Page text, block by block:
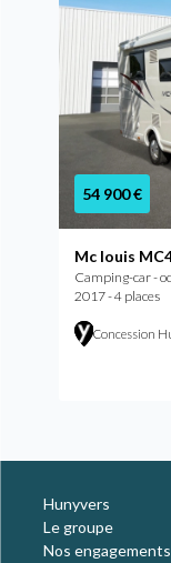
54 900 €
Mc louis
Camping-car -
2017 - 4 places
Concession
Hunyvers
Le groupe
Nos engagements